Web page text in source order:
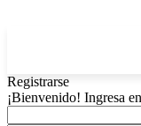
Registrarse
¡Bienvenido! Ingresa